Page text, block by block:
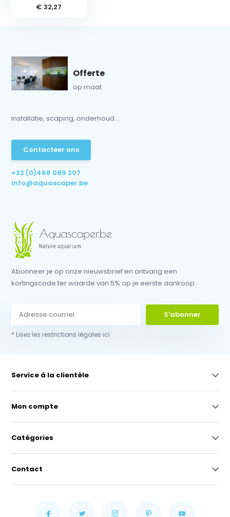
€ 32,27
Offerte
op maat
installatie, scaping, onderhoud...
Contacteer ons
+32 (0)468 089 207
info@aquascaper.be
Abonneer je op onze nieuwsbrief en ontvang een
kortingscode ter waarde van 5% op je eerste aankoop.
S'abonner
* Lisez les restrictions légales ici
Service à la clientèle
Mon compte
Catégories
Contact